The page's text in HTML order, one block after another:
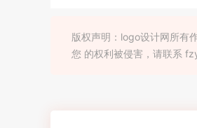
版权声明：logo设计网所有
您 的权利被侵害，请联系